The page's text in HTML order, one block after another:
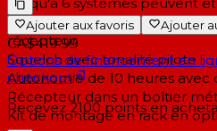
Synchronisation infrarouge
récepteur
Squelch avec tonalité pilote
Autonomie de 10 heures avec
Récepteur dans un boîtier
Kit de montage en rack en
Ajouter aux favoris Ajouter
CA$419.99
Options de financement en
checkout
Recevez 2100 points en